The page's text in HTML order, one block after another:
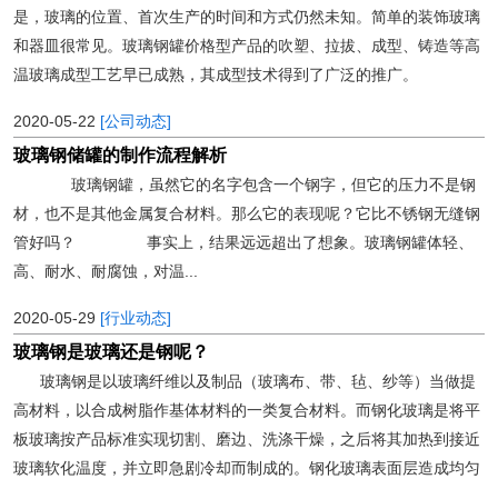
是，玻璃的位置、首次生产的时间和方式仍然未知。简单的装饰玻璃
和器皿很常见。玻璃钢罐价格型产品的吹塑、拉拔、成型、铸造等高
温玻璃成型工艺早已成熟，其成型技术得到了广泛的推广。
2020-05-22 [公司动态]
玻璃钢储罐的制作流程解析
玻璃钢罐，虽然它的名字包含一个钢字，但它的压力不是钢
材，也不是其他金属复合材料。那么它的表现呢？它比不锈钢无缝钢
管好吗？ 事实上，结果远远超出了想象。玻璃钢罐体轻、
高、耐水、耐腐蚀，对温...
2020-05-29 [行业动态]
玻璃钢是玻璃还是钢呢？
玻璃钢是以玻璃纤维以及制品（玻璃布、带、毡、纱等）当做提
高材料，以合成树脂作基体材料的一类复合材料。而钢化玻璃是将平
板玻璃按产品标准实现切割、磨边、洗涤干燥，之后将其加热到接近
玻璃软化温度，并立即急剧冷却而制成的。钢化玻璃表面层造成均匀